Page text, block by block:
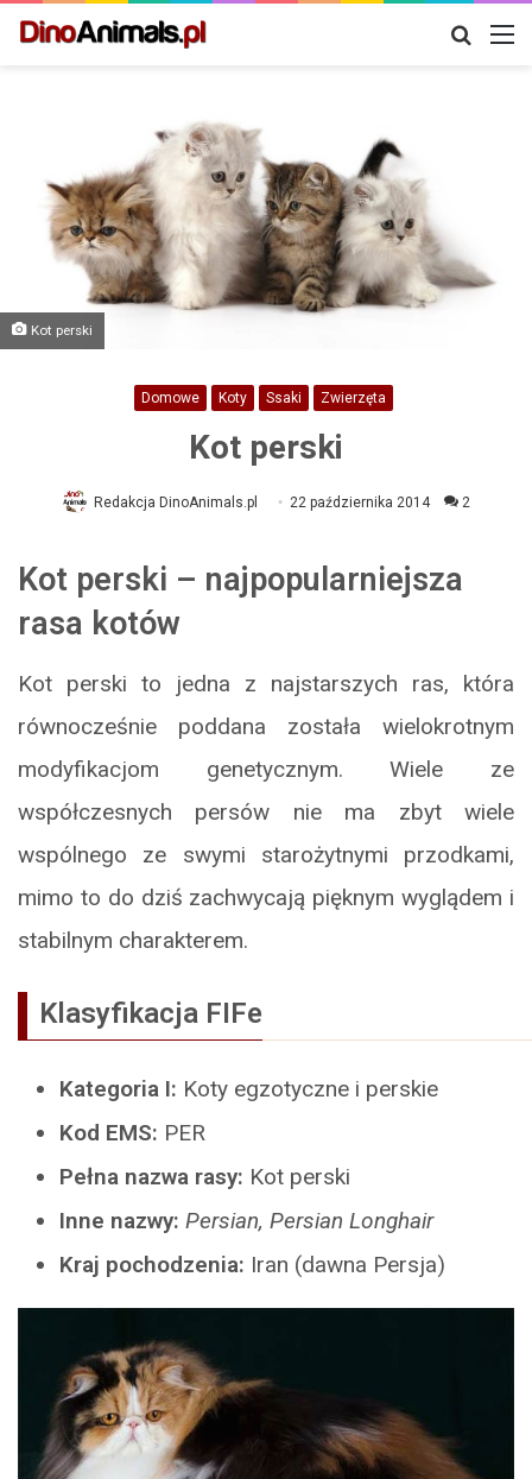
Szukaj
Kot perski
Domowe Koty Ssaki Zwierzęta
Kot perski
Redakcja DinoAnimals.pl 22 października 2014 2
Kot perski – najpopularniejsza
rasa kotów
Kot perski to jedna z najstarszych ras, która
równocześnie poddana została wielokrotnym
modyfikacjom genetycznym. Wiele ze
współczesnych persów nie ma zbyt wiele
wspólnego ze swymi starożytnymi przodkami,
mimo to do dziś zachwycają pięknym wyglądem i
stabilnym charakterem.
Klasyfikacja FIFe
Kategoria I: Koty egzotyczne i perskie
Kod EMS: PER
Pełna nazwa rasy: Kot perski
Inne nazwy: Persian, Persian Longhair
Kraj pochodzenia: Iran (dawna Persja)